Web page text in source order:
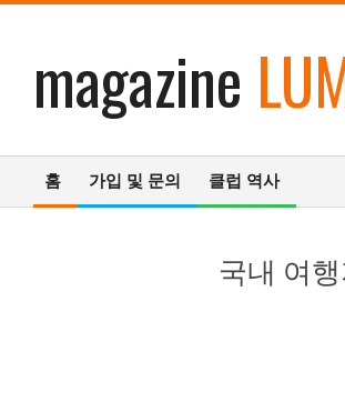
너
magazine
기
홈 가입 및 문의 클럽 역사
국내 여